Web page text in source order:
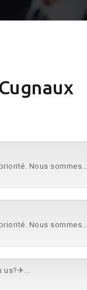
Nous
Nous
us?✈...